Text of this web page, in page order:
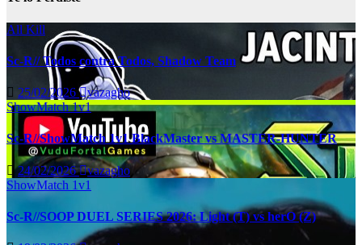
All Kill
Sc-R// Todos contra Todos, Shadow Team
25/02/2026 vazagho
ShowMatch 1v1
Sc-R//ShowMatch 1v1 BlackMaster vs MASTER-HUNTER
24/02/2026 vazagho
ShowMatch 1v1
Sc-R//SOOP DUEL SERIES 2026: Light (T) vs herO (Z)